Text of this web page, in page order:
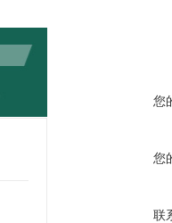
您
您
联